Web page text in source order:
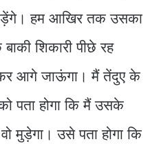
हम आखिर तक उसका
शिकारी पीछे रह
आगे जाऊंगा। मैं तेंदुए के
पता होगा कि मैं उसके
मुड़ेगा। उसे पता होगा कि